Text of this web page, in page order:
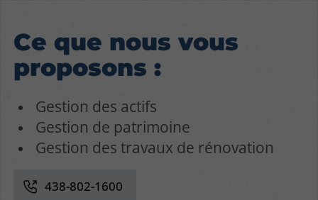
Ce que nous vous
proposons :
Gestion des actifs
Gestion de patrimoine
Gestion des travaux de rénovation
438-802-1600